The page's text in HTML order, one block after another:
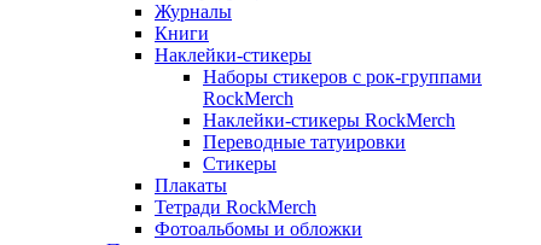
Журналы
Книги
Наклейки-стикеры
Наборы стикеров с рок-группами
RockMerch
Наклейки-стикеры RockMerch
Переводные татуировки
Стикеры
Плакаты
Тетради RockMerch
Фотоальбомы и обложки